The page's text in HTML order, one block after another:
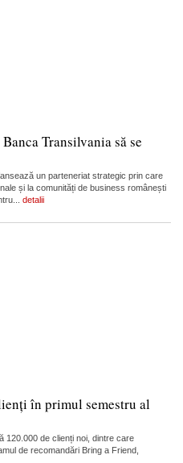
Transilvania să se
un parteneriat strategic prin care
și la comunități de business românești
detalii
în primul semestru al
120.000 de clienți noi, dintre care
de recomandări Bring a Friend,